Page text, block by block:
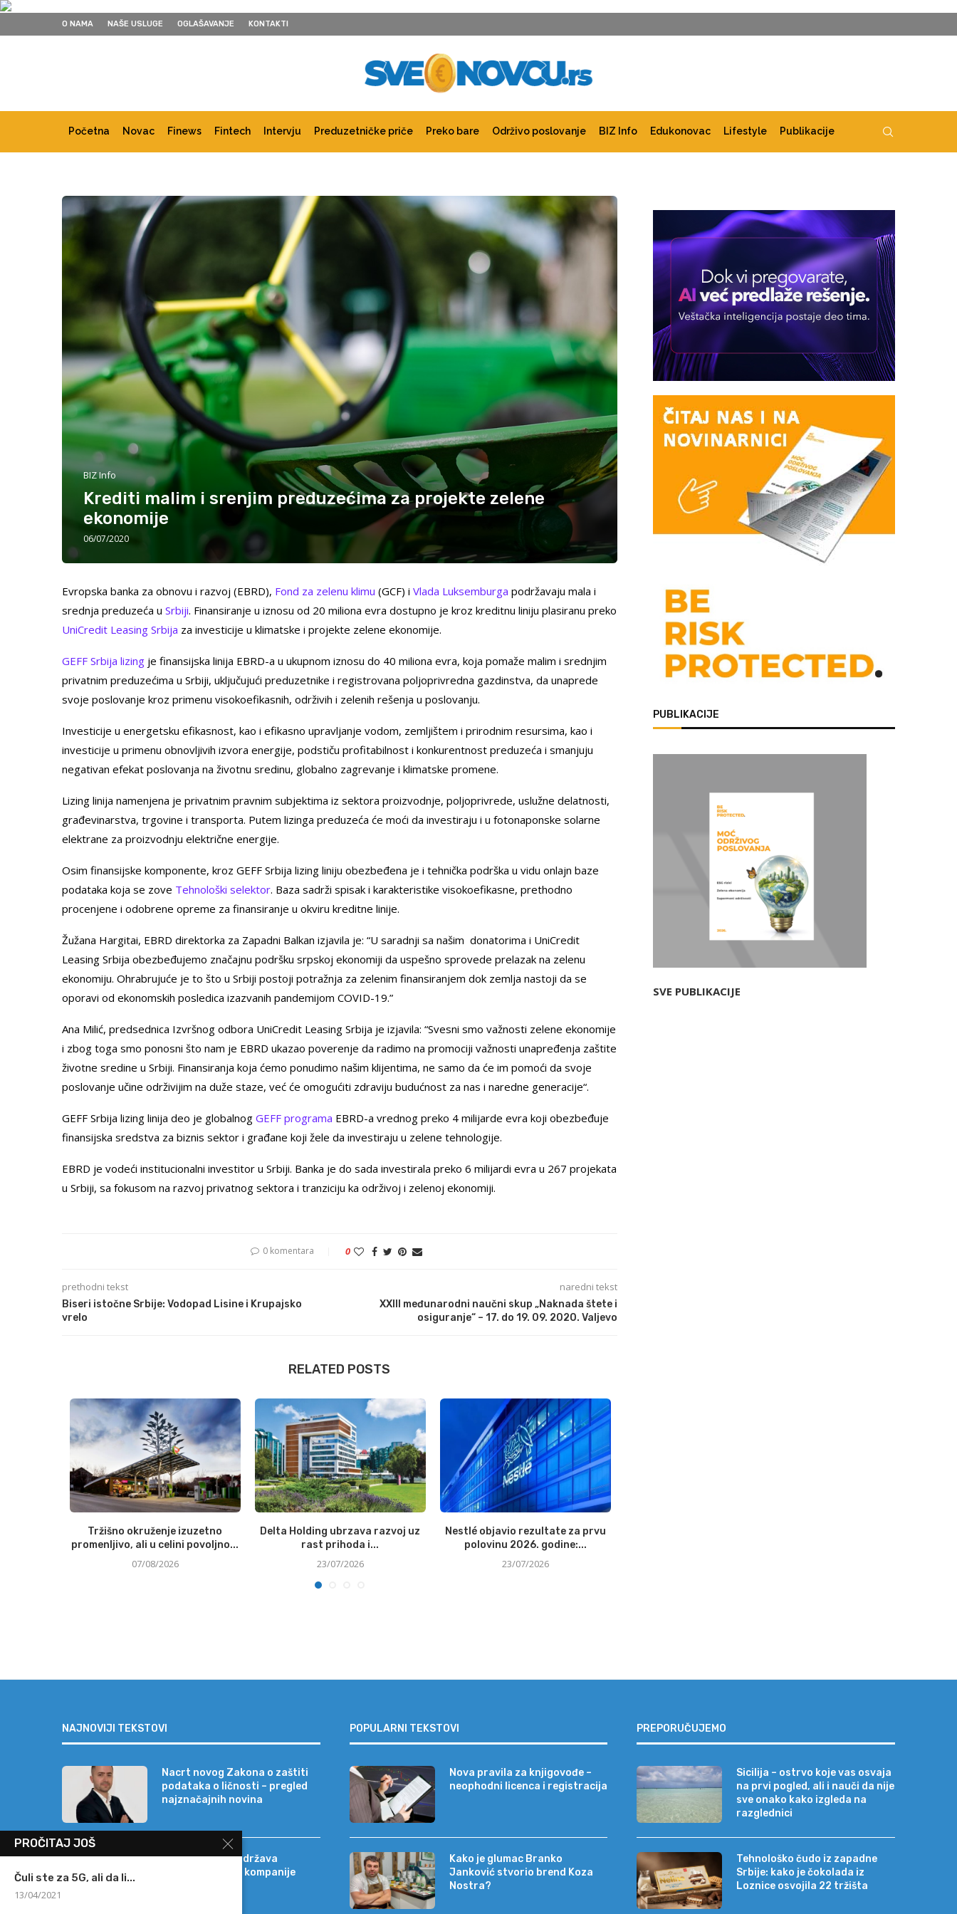
O NAMA NAŠE USLUGE OGLAŠAVANJE KONTAKTI
Početna Novac Finews Fintech Intervju Preduzetničke priče Preko bare Održivo poslovanje BIZ Info Edukonovac Lifestyle Publikacije
BIZ Info
Krediti malim i srenjim preduzećima za projekte zelene
ekonomije
06/07/2020
Evropska banka za obnovu i razvoj (EBRD), Fond za zelenu klimu (GCF) i Vlada Luksemburga podržavaju mala i
srednja preduzeća u Srbiji. Finansiranje u iznosu od 20 miliona evra dostupno je kroz kreditnu liniju plasiranu preko
UniCredit Leasing Srbija za investicije u klimatske i projekte zelene ekonomije.
GEFF Srbija lizing je finansijska linija EBRD-a u ukupnom iznosu do 40 miliona evra, koja pomaže malim i srednjim
privatnim preduzećima u Srbiji, uključujući preduzetnike i registrovana poljoprivredna gazdinstva, da unaprede
svoje poslovanje kroz primenu visokoefikasnih, održivih i zelenih rešenja u poslovanju.
Investicije u energetsku efikasnost, kao i efikasno upravljanje vodom, zemljištem i prirodnim resursima, kao i
investicije u primenu obnovljivih izvora energije, podstiču profitabilnost i konkurentnost preduzeća i smanjuju
negativan efekat poslovanja na životnu sredinu, globalno zagrevanje i klimatske promene.
Lizing linija namenjena je privatnim pravnim subjektima iz sektora proizvodnje, poljoprivrede, uslužne delatnosti,
građevinarstva, trgovine i transporta. Putem lizinga preduzeća će moći da investiraju i u fotonaponske solarne
elektrane za proizvodnju električne energije.
Osim finansijske komponente, kroz GEFF Srbija lizing liniju obezbeđena je i tehnička podrška u vidu onlajn baze
podataka koja se zove Tehnološki selektor. Baza sadrži spisak i karakteristike visokoefikasne, prethodno
procenjene i odobrene opreme za finansiranje u okviru kreditne linije.
Žužana Hargitai, EBRD direktorka za Zapadni Balkan izjavila je: “U saradnji sa našim donatorima i UniCredit
Leasing Srbija obezbeđujemo značajnu podršku srpskoj ekonomiji da uspešno sprovede prelazak na zelenu
ekonomiju. Ohrabrujuće je to što u Srbiji postoji potražnja za zelenim finansiranjem dok zemlja nastoji da se
oporavi od ekonomskih posledica izazvanih pandemijom COVID-19.”
Ana Milić, predsednica Izvršnog odbora UniCredit Leasing Srbija je izjavila: “Svesni smo važnosti zelene ekonomije
i zbog toga smo ponosni što nam je EBRD ukazao poverenje da radimo na promociji važnosti unapređenja zaštite
životne sredine u Srbiji. Finansiranja koja ćemo ponudimo našim klijentima, ne samo da će im pomoći da svoje
poslovanje učine održivijim na duže staze, već će omogućiti zdraviju budućnost za nas i naredne generacije“.
GEFF Srbija lizing linija deo je globalnog GEFF programa EBRD-a vrednog preko 4 milijarde evra koji obezbeđuje
finansijska sredstva za biznis sektor i građane koji žele da investiraju u zelene tehnologije.
EBRD je vodeći institucionalni investitor u Srbiji. Banka je do sada investirala preko 6 milijardi evra u 267 projekata
u Srbiji, sa fokusom na razvoj privatnog sektora i tranziciju ka održivoj i zelenoj ekonomiji.
0 komentara 0
prethodni tekst
Biseri istočne Srbije: Vodopad Lisine i Krupajsko
vrelo
naredni tekst
XXIII međunarodni naučni skup „Naknada štete i
osiguranje“ – 17. do 19. 09. 2020. Valjevo
RELATED POSTS
Tržišno okruženje izuzetno
promenljivo, ali u celini povoljno...
07/08/2026
Delta Holding ubrzava razvoj uz
rast prihoda i...
23/07/2026
Nestlé objavio rezultate za prvu
polovinu 2026. godine:...
23/07/2026
PUBLIKACIJE
SVE PUBLIKACIJE
NAJNOVIJI TEKSTOVI
Nacrt novog Zakona o zaštiti
podataka o ličnosti – pregled
najznačajnih novina
Banca Intesa podržava
strateški razvoj kompanije
POPULARNI TEKSTOVI
Nova pravila za knjigovođe –
neophodni licenca i registracija
Kako je glumac Branko
Janković stvorio brend Koza
Nostra?
PREPORUČUJEMO
Sicilija – ostrvo koje vas osvaja
na prvi pogled, ali i nauči da nije
sve onako kako izgleda na
razglednici
Tehnološko čudo iz zapadne
Srbije: kako je čokolada iz
Loznice osvojila 22 tržišta
PROČITAJ JOŠ
Čuli ste za 5G, ali da li...
13/04/2021